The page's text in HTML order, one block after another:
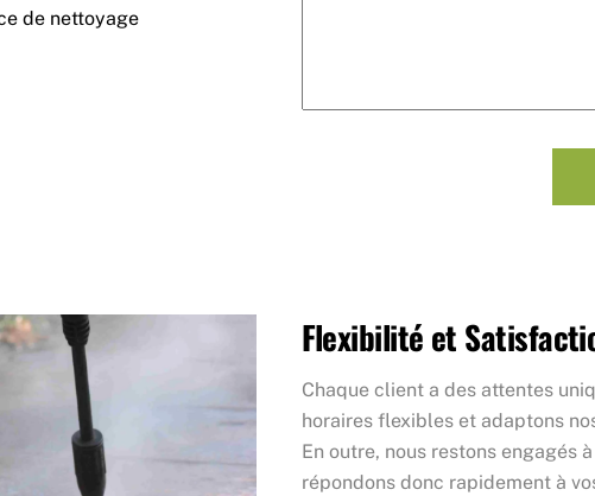
de nettoyage
Flexibilité et
Chaque client a des attentes
horaires flexibles et adaptons
En outre, nous restons engagés
répondons donc rapidement à